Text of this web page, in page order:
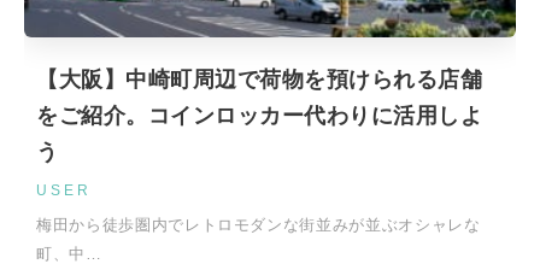
【大阪】中崎町周辺で荷物を預けられる店舗
をご紹介。コインロッカー代わりに活用しよ
う
USER
梅田から徒歩圏内でレトロモダンな街並みが並ぶオシャレな
町、中…